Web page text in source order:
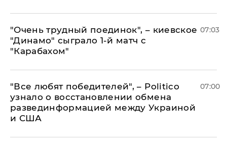
"Очень трудный поединок", – киевское
"Динамо" сыграло 1-й матч с
"Карабахом"
07:03
​"Все любят победителей", – Politico
узнало о восстановлении обмена
развединформацией между Украиной
и США
07:00